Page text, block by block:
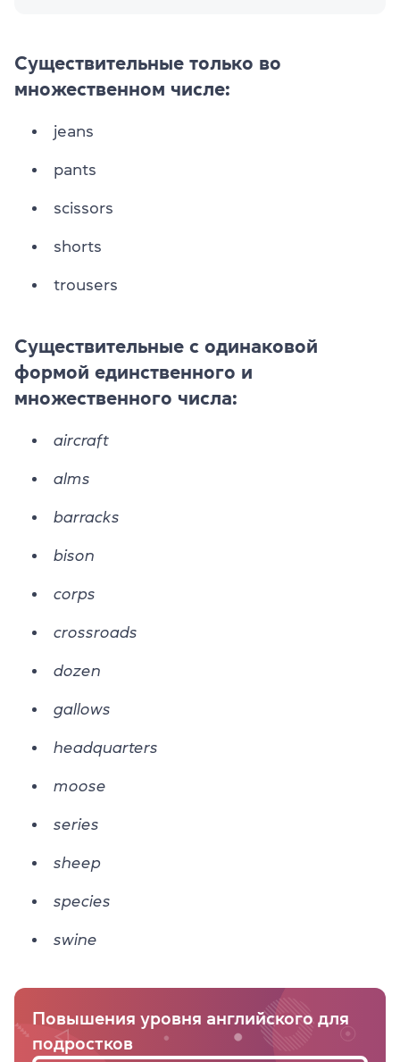
Существительные только во
множественном числе:
jeans
pants
scissors
shorts
trousers
Существительные с одинаковой
формой единственного и
множественного числа:
aircraft
alms
barracks
bison
corps
crossroads
dozen
gallows
headquarters
moose
series
sheep
species
swine
Повышения уровня английского для
подростков